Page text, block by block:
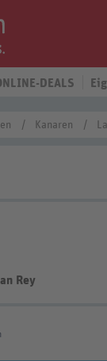
DEALS
Kanaren
Rey